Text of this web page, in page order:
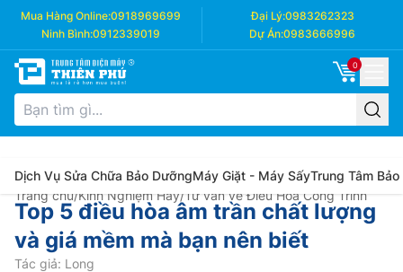
Mua Hàng Online:0918969699 Đại Lý:0983262323
Ninh Bình:0912339019 Dự Án:0983666996
0
Dịch Vụ Sửa Chữa Bảo DưỡngMáy Giặt - Máy SấyTrung Tâm Bảo
Trang chủ/Kinh Nghiệm Hay/Tư vấn về Điều Hòa Công Trình
Top 5 điều hòa âm trần chất lượng
và giá mềm mà bạn nên biết
Tác giả: Long